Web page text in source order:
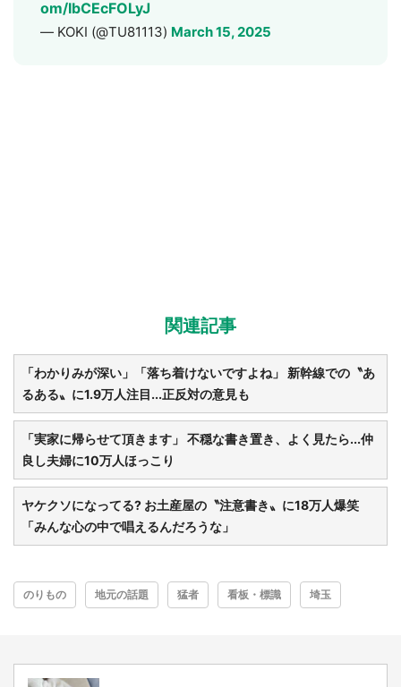
om/IbCEcFOLyJ
— KOKI (@TU81113) March 15, 2025
関連記事
「わかりみが深い」「落ち着けないですよね」 新幹線での〝あ
るある〟に1.9万人注目...正反対の意見も
「実家に帰らせて頂きます」 不穏な書き置き、よく見たら...仲
良し夫婦に10万人ほっこり
ヤケクソになってる? お土産屋の〝注意書き〟に18万人爆笑
「みんな心の中で唱えるんだろうな」
のりもの 地元の話題 猛者 看板・標識 埼玉